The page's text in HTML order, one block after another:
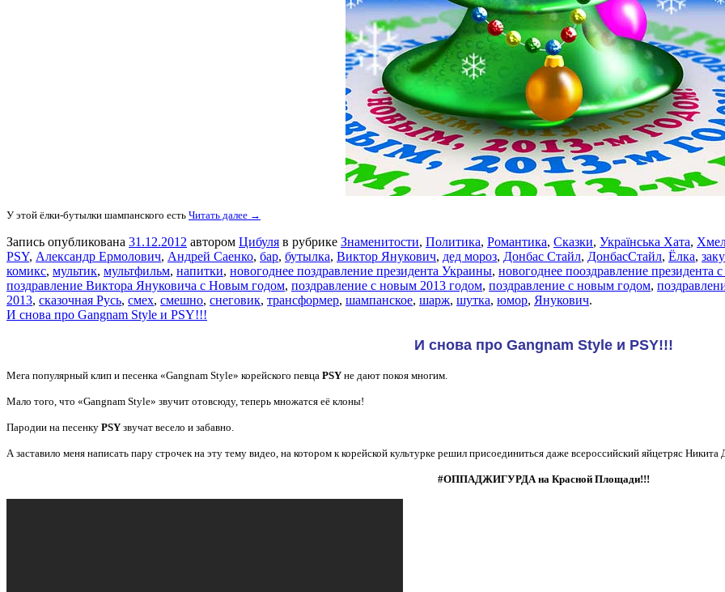
У этой ёлки-бутылки шампанского есть Читать далее →
Запись опубликована 31.12.2012 автором Цибуля в рубрике Знаменитости, Политика, Романтика, Сказки, Українська Хата,
PSY, Александр Ермолович, Андрей Саенко, бар, бутылка, Виктор Янукович, дед мороз, Донбас Стайл, ДонбасСтайл, Ёлка,
комикс, мультик, мультфильм, напитки, новогоднее поздравление президента Украины, новогоднее пооздравление президента
поздравление Виктора Януковича с Новым годом, поздравление с новым 2013 годом, поздравление с новым годом,
2013, сказочная Русь, смех, смешно, снеговик, трансформер, шампанское, шарж, шутка, юмор, Янукович.
И снова про Gangnam Style и PSY!!!
И снова про Gangnam Style и PSY!!!
Мега популярный клип и песенка «Gangnam Style» корейского певца PSY не дают покоя многим.
Мало того, что «Gangnam Style» звучит отовсюду, теперь множатся её клоны!
Пародии на песенку PSY звучат весело и забавно.
А заставило меня написать пару строчек на эту тему видео, на котором к корейской культурке решил присоединиться даже всероссийский яйцетряс Никита
#ОППАДЖИГУРДА на Красной Площади!!!